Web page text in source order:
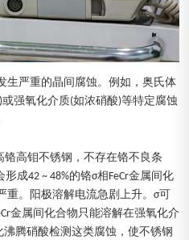
生严重的晶间腐蚀。例如，奥氏体
强氧化介质(如浓硝酸)等特定腐蚀
高钼不锈钢，不存在铬不良条
成42 ~ 48%的铬σ相FeCr金属间化
。阳极溶解电流急剧上升。σ可
金属间化合物只能溶解在强氧化介
腾硝酸检测这类腐蚀，使不锈钢